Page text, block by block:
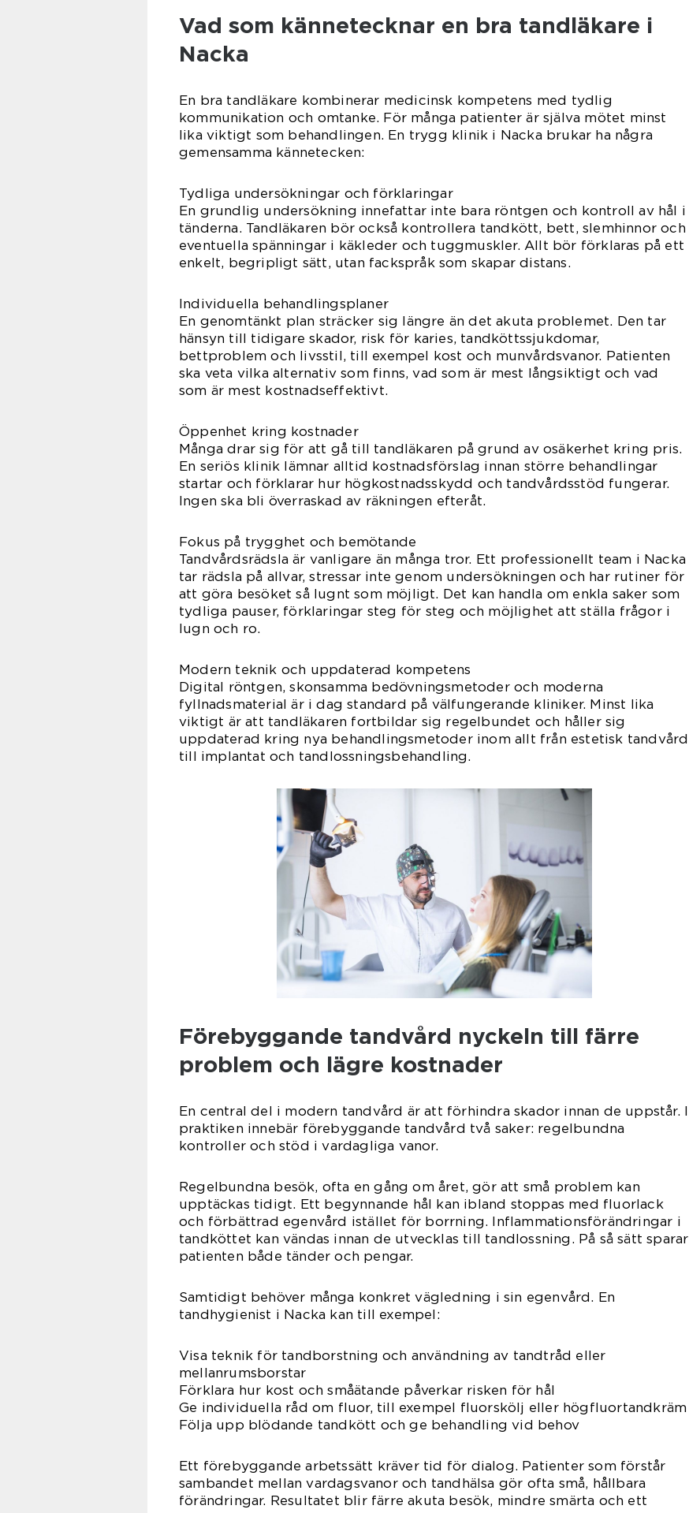
Vad som kännetecknar en bra tandläkare i
Nacka
En bra tandläkare kombinerar medicinsk kompetens med tydlig
kommunikation och omtanke. För många patienter är själva mötet minst
lika viktigt som behandlingen. En trygg klinik i Nacka brukar ha några
gemensamma kännetecken:
Tydliga undersökningar och förklaringar
En grundlig undersökning innefattar inte bara röntgen och kontroll av hål i
tänderna. Tandläkaren bör också kontrollera tandkött, bett, slemhinnor och
eventuella spänningar i käkleder och tuggmuskler. Allt bör förklaras på ett
enkelt, begripligt sätt, utan fackspråk som skapar distans.
Individuella behandlingsplaner
En genomtänkt plan sträcker sig längre än det akuta problemet. Den tar
hänsyn till tidigare skador, risk för karies, tandköttssjukdomar,
bettproblem och livsstil, till exempel kost och munvårdsvanor. Patienten
ska veta vilka alternativ som finns, vad som är mest långsiktigt och vad
som är mest kostnadseffektivt.
Öppenhet kring kostnader
Många drar sig för att gå till tandläkaren på grund av osäkerhet kring pris.
En seriös klinik lämnar alltid kostnadsförslag innan större behandlingar
startar och förklarar hur högkostnadsskydd och tandvårdsstöd fungerar.
Ingen ska bli överraskad av räkningen efteråt.
Fokus på trygghet och bemötande
Tandvårdsrädsla är vanligare än många tror. Ett professionellt team i Nacka
tar rädsla på allvar, stressar inte genom undersökningen och har rutiner för
att göra besöket så lugnt som möjligt. Det kan handla om enkla saker som
tydliga pauser, förklaringar steg för steg och möjlighet att ställa frågor i
lugn och ro.
Modern teknik och uppdaterad kompetens
Digital röntgen, skonsamma bedövningsmetoder och moderna
fyllnadsmaterial är i dag standard på välfungerande kliniker. Minst lika
viktigt är att tandläkaren fortbildar sig regelbundet och håller sig
uppdaterad kring nya behandlingsmetoder inom allt från estetisk tandvård
till implantat och tandlossningsbehandling.
Förebyggande tandvård nyckeln till färre
problem och lägre kostnader
En central del i modern tandvård är att förhindra skador innan de uppstår. I
praktiken innebär förebyggande tandvård två saker: regelbundna
kontroller och stöd i vardagliga vanor.
Regelbundna besök, ofta en gång om året, gör att små problem kan
upptäckas tidigt. Ett begynnande hål kan ibland stoppas med fluorlack
och förbättrad egenvård istället för borrning. Inflammationsförändringar i
tandköttet kan vändas innan de utvecklas till tandlossning. På så sätt sparar
patienten både tänder och pengar.
Samtidigt behöver många konkret vägledning i sin egenvård. En
tandhygienist i Nacka kan till exempel:
Visa teknik för tandborstning och användning av tandtråd eller
mellanrumsborstar
Förklara hur kost och småätande påverkar risken för hål
Ge individuella råd om fluor, till exempel fluorskölj eller högfluortandkräm
Följa upp blödande tandkött och ge behandling vid behov
Ett förebyggande arbetssätt kräver tid för dialog. Patienter som förstår
sambandet mellan vardagsvanor och tandhälsa gör ofta små, hållbara
förändringar. Resultatet blir färre akuta besök, mindre smärta och ett